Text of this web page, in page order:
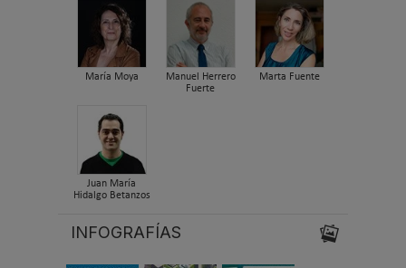
María Moya
Manuel Herrero
Fuerte
Marta Fuente
Juan María
Hidalgo Betanzos
INFOGRAFÍAS